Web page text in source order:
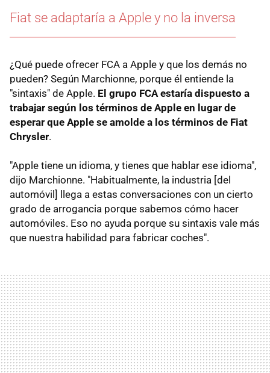
Fiat se adaptaría a Apple y no la inversa
¿Qué puede ofrecer FCA a Apple y que los demás no
pueden? Según Marchionne, porque él entiende la
"sintaxis" de Apple. El grupo FCA estaría dispuesto a
trabajar según los términos de Apple en lugar de
esperar que Apple se amolde a los términos de Fiat
Chrysler.
"Apple tiene un idioma, y tienes que hablar ese idioma",
dijo Marchionne. "Habitualmente, la industria [del
automóvil] llega a estas conversaciones con un cierto
grado de arrogancia porque sabemos cómo hacer
automóviles. Eso no ayuda porque su sintaxis vale más
que nuestra habilidad para fabricar coches".